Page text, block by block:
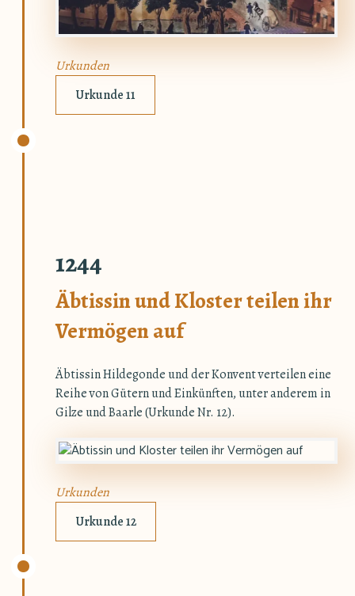
Urkunden
Urkunde 11
1244
Äbtissin und Kloster teilen ihr
Vermögen auf
Äbtissin Hildegonde und der Konvent verteilen eine
Reihe von Gütern und Einkünften, unter anderem in
Gilze und Baarle (Urkunde Nr. 12).
Urkunden
Urkunde 12